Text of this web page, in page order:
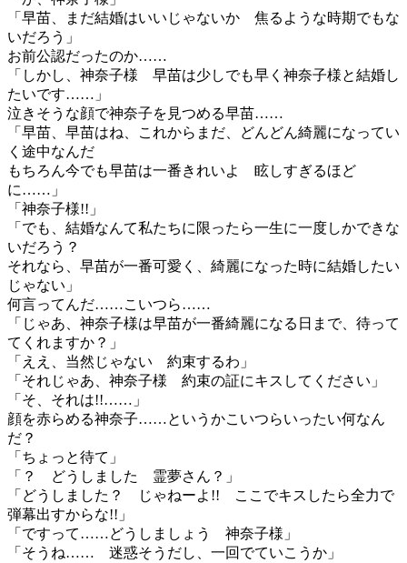
「早苗、まだ結婚はいいじゃないか 焦るような時期でもな
いだろう」
お前公認だったのか……
「しかし、神奈子様 早苗は少しでも早く神奈子様と結婚し
たいです……」
泣きそうな顔で神奈子を見つめる早苗……
「早苗、早苗はね、これからまだ、どんどん綺麗になってい
く途中なんだ
もちろん今でも早苗は一番きれいよ 眩しすぎるほど
に……」
「神奈子様!!」
「でも、結婚なんて私たちに限ったら一生に一度しかできな
いだろう？
それなら、早苗が一番可愛く、綺麗になった時に結婚したい
じゃない」
何言ってんだ……こいつら……
「じゃあ、神奈子様は早苗が一番綺麗になる日まで、待って
てくれますか？」
「ええ、当然じゃない 約束するわ」
「それじゃあ、神奈子様 約束の証にキスしてください」
「そ、それは!!……」
顔を赤らめる神奈子……というかこいつらいったい何なん
だ？
「ちょっと待て」
「？ どうしました 霊夢さん？」
「どうしました？ じゃねーよ!! ここでキスしたら全力で
弾幕出すからな!!」
「ですって……どうしましょう 神奈子様」
「そうね…… 迷惑そうだし、一回でていこうか」